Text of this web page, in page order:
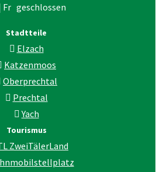
Fr geschlossen
Stadtteile
Elzach
Katzenmoos
Oberprechtal
Prechtal
Yach
Tourismus
ZweiTälerLand